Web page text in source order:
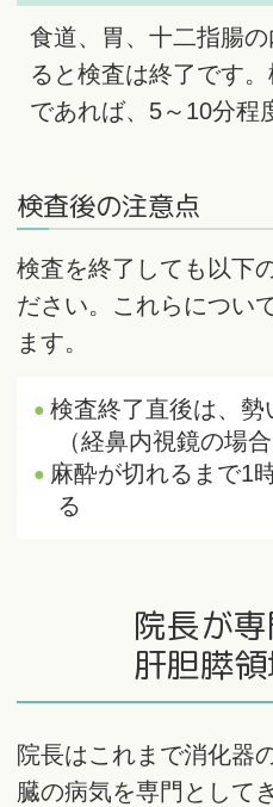
食道、胃、十二指腸
ると検査は終了です
であれば、5～10分程
検査後の注意点
検査を終了しても以下
ださい。これらについ
ます。
検査終了直後は、
（経鼻内視鏡の場合
麻酔が切れるまで1
る
院長が
肝胆膵
院長はこれまで消化器
臓の病気を専門として